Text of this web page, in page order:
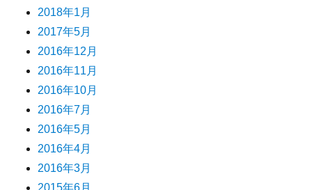
2018年1月
2017年5月
2016年12月
2016年11月
2016年10月
2016年7月
2016年5月
2016年4月
2016年3月